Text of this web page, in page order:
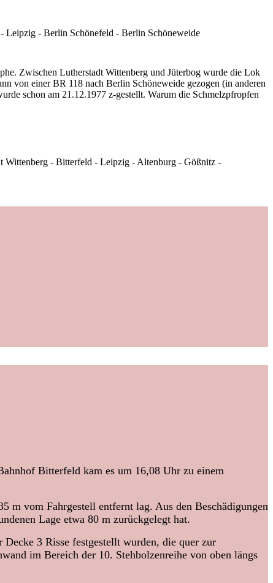
Leipzig - Berlin Schönefeld - Berlin Schöneweide
Zwischen Lutherstadt Wittenberg und Jüterbog wurde die Lok
von einer BR 118 nach Berlin Schöneweide gezogen (in anderen
schon am 21.12.1977 z-gestellt. Warum die Schmelzpfropfen
Wittenberg - Bitterfeld - Leipzig - Altenburg - Gößnitz -
Bitterfeld kam es um 16,08 Uhr zu einem
m vom Fahrgestell entfernt lag. Aus den Beschädigungen
Lage etwa 80 m zurückgelegt hat.
3 Risse festgestellt wurden, die quer zur
im Bereich der 10. Stehbolzenreihe von oben längs